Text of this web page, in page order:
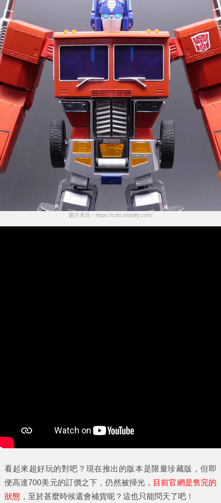
圖片來自：https://cdn.shopify.com/
看起來超好玩的對吧？現在推出的版本是限量珍藏版，但即
便高達700美元的訂價之下，仍然被掃光， 目前官網是售完的
狀態，至於甚麼時候還會補貨呢？這也只能問天了吧！